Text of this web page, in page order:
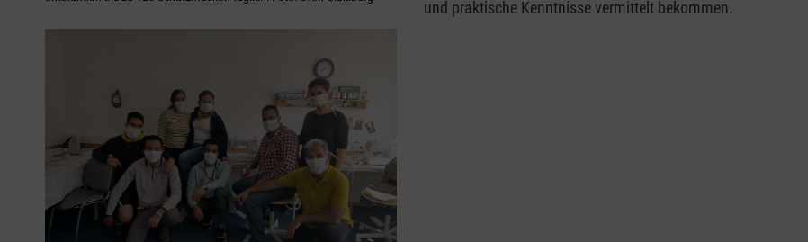
und praktische Kenntnisse vermittelt bekommen.